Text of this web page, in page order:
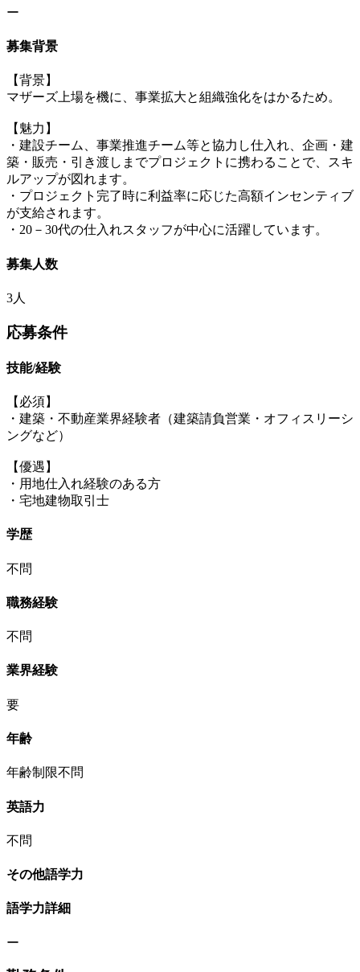
ー
募集背景
【背景】
マザーズ上場を機に、事業拡大と組織強化をはかるため。
【魅力】
・建設チーム、事業推進チーム等と協力し仕入れ、企画・建
築・販売・引き渡しまでプロジェクトに携わることで、スキ
ルアップが図れます。
・プロジェクト完了時に利益率に応じた高額インセンティブ
が支給されます。
・20－30代の仕入れスタッフが中心に活躍しています。
募集人数
3人
応募条件
技能/経験
【必須】
・建築・不動産業界経験者（建築請負営業・オフィスリーシ
ングなど）
【優遇】
・用地仕入れ経験のある方
・宅地建物取引士
学歴
不問
職務経験
不問
業界経験
要
年齢
年齢制限不問
英語力
不問
その他語学力
語学力詳細
ー